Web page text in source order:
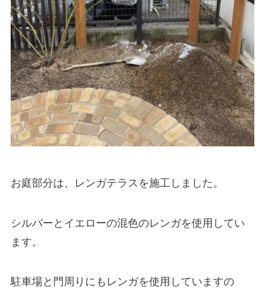
お庭部分は、レンガテラスを施工しました。
シルバーとイエローの混色のレンガを使用してい
ます。
駐車場と門周りにもレンガを使用していますの